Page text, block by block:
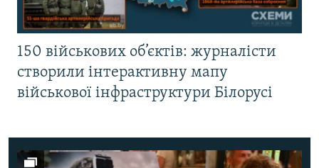
150 військових об’єктів: журналісти
створили інтерактивну мапу
військової інфраструктури Білорусі